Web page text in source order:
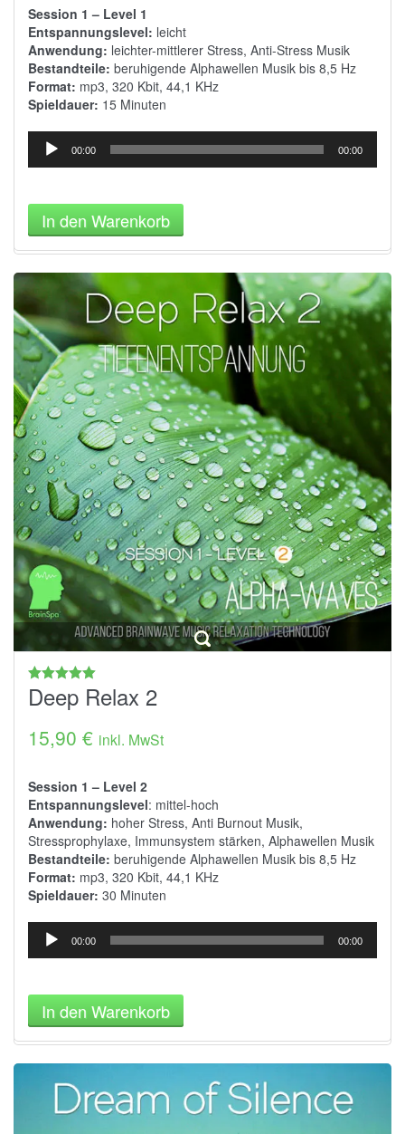
Session 1 – Level 1
Entspannungslevel: leicht
Anwendung: leichter-mittlerer Stress, Anti-Stress Musik
Bestandteile: beruhigende Alphawellen Musik bis 8,5 Hz
Format: mp3, 320 Kbit, 44,1 KHz
Spieldauer: 15 Minuten
Audio-
Player
00:00 00:00
In den Warenkorb
Bewertet
mit4.97
Deep Relax 2
15,90 € inkl. MwSt
Session 1 – Level 2
Entspannungslevel: mittel-hoch
Anwendung: hoher Stress, Anti Burnout Musik,
Stressprophylaxe, Immunsystem stärken, Alphawellen Musik
Bestandteile: beruhigende Alphawellen Musik bis 8,5 Hz
Format: mp3, 320 Kbit, 44,1 KHz
Spieldauer: 30 Minuten
Audio-
Player
00:00 00:00
In den Warenkorb